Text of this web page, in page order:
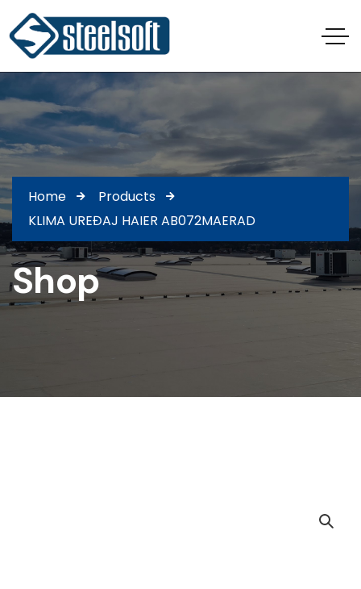
Home
Products
KLIMA UREĐAJ HAIER AB072MAERAD
Shop